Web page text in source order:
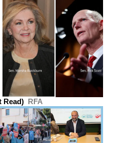
Read) RFA